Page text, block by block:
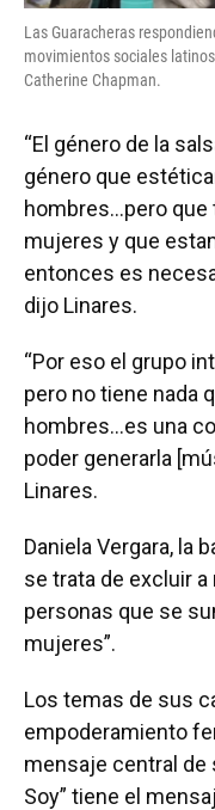
Las Guaracheras
movimientos sociales
Catherine Chapman.
“El género de la
género que
hombres…pero
mujeres y que
entonces es
dijo Linares.
“Por eso el grupo
pero no tiene nada
hombres…es una
poder generarla
Linares.
Daniela Vergara, la
se trata de excluir
personas que se
mujeres”.
Los temas de sus
empoderamiento
mensaje central de
Soy” tiene el